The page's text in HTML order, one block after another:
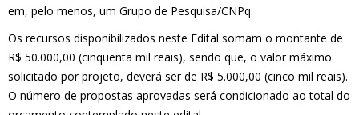
em, pelo menos, um Grupo de Pesquisa/CNPq.
Os recursos disponibilizados neste Edital somam o montante de
R$ 50.000,00 (cinquenta mil reais), sendo que, o valor máximo
solicitado por projeto, deverá ser de R$ 5.000,00 (cinco mil reais).
O número de propostas aprovadas será condicionado ao total do